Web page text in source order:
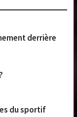
derrière
du sportif